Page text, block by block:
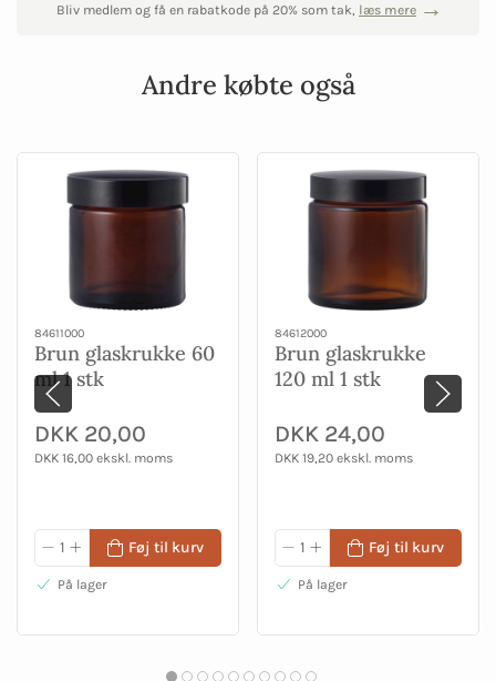
Bliv medlem og få en rabatkode på 20% som tak, læs mere
Andre købte også
84611000
Brun glaskrukke 60
ml 1 stk
DKK 20,00
DKK 16,00 ekskl. moms
Føj til kurv
På lager
84612000
Brun glaskrukke
120 ml 1 stk
DKK 24,00
DKK 19,20 ekskl. moms
Føj til kurv
På lager